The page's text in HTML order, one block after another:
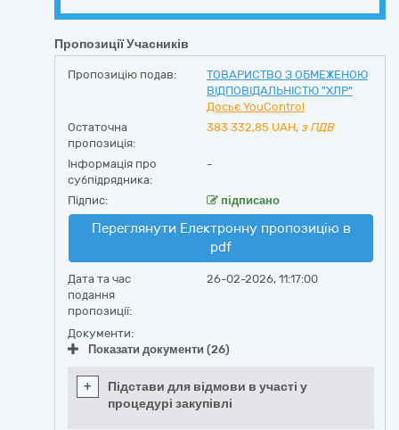
Пропозиції Учасників
Пропозицію подав:
ТОВАРИСТВО З ОБМЕЖЕНОЮ
ВІДПОВІДАЛЬНІСТЮ "ХЛР"
Досьє YouControl
Остаточна
пропозиція:
383 332,85 UAH, з ПДВ
Інформація про
субпідрядника:
-
Підпис: підписано
Переглянути Електронну пропозицію в
pdf
Дата та час
подання
пропозиції:
26-02-2026, 11:17:00
Документи:
Показати документи (26)
+
Підстави для відмови в участі у
процедурі закупівлі